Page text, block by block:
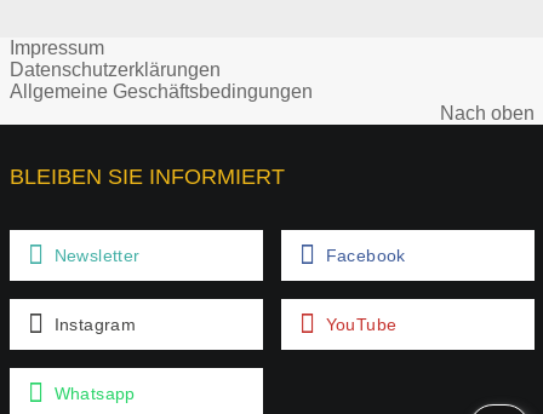
Impressum
Datenschutzerklärungen
Allgemeine Geschäftsbedingungen
Nach oben
BLEIBEN SIE INFORMIERT
Newsletter Facebook
Instagram YouTube
Whatsapp